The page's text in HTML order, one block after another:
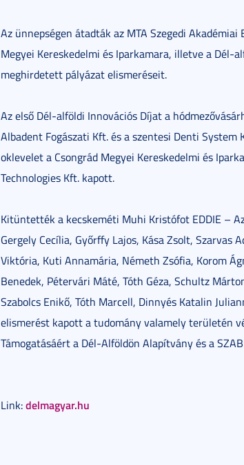
Az ünnepségen átadták az MTA Szegedi
Megyei Kereskedelmi és Iparkamara, illetve a Dél-
meghirdetett pályázat elismeréseit.
Az első Dél-alföldi Innovációs Díjat a
Albadent Fogászati Kft. és a szentesi Denti
oklevelet a Csongrád Megyei Kereskedelmi és
Technologies Kft. kapott.
Kitüntették a kecskeméti Muhi Kristófot EDDIE –
Gergely Cecília, Győrffy Lajos, Kása Zsolt, Szarvas
Viktória, Kuti Annamária, Németh Zsófia, Korom
Benedek, Pétervári Máté, Tóth Géza, Schultz
Szabolcs Enikő, Tóth Marcell, Dinnyés Katalin
elismerést kapott a tudomány valamely területén
Támogatásáért a Dél-Alföldön Alapítvány és a
Link:delmagyar.hu